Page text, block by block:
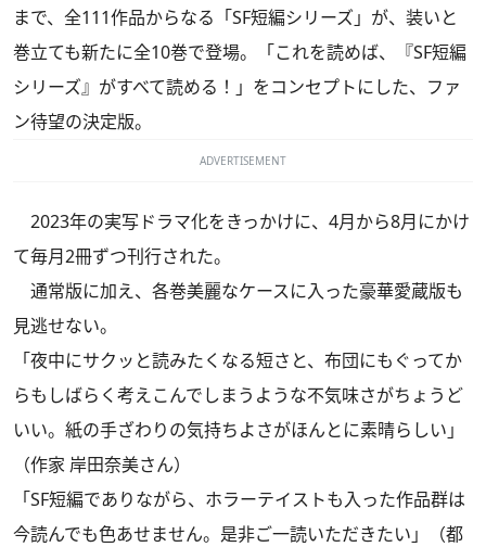
まで、全111作品からなる「SF短編シリーズ」が、装いと
巻立ても新たに全10巻で登場。「これを読めば、『SF短編
シリーズ』がすべて読める！」をコンセプトにした、ファ
ン待望の決定版。
ADVERTISEMENT
2023年の実写ドラマ化をきっかけに、4月から8月にかけ
て毎月2冊ずつ刊行された。
通常版に加え、各巻美麗なケースに入った豪華愛蔵版も
見逃せない。
「夜中にサクッと読みたくなる短さと、布団にもぐってか
らもしばらく考えこんでしまうような不気味さがちょうど
いい。紙の手ざわりの気持ちよさがほんとに素晴らしい」
（作家 岸田奈美さん）
「SF短編でありながら、ホラーテイストも入った作品群は
今読んでも色あせません。是非ご一読いただきたい」（都